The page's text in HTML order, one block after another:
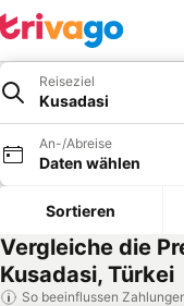
Reiseziel
Kusadasi
An-/Abreise
Daten wählen
Sortieren
Vergleiche die
Kusadasi, Türkei
So beeinflussen